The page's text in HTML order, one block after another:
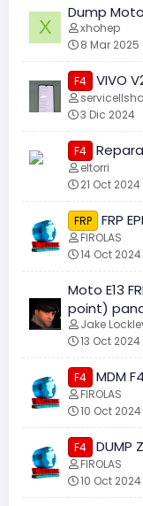
X
Dump
xhohep
8 Mar 2025
F4 VIVO
servicellsha
3 Dic 2024
F4
eltorri
21 Oct 2024
FRP FRP
FIROLAS
14 Oct 2024
Moto E13
point)
Jake
13 Oct 2024
F4 MDM
FIROLAS
10 Oct 2024
F4 DUMP
FIROLAS
10 Oct 2024